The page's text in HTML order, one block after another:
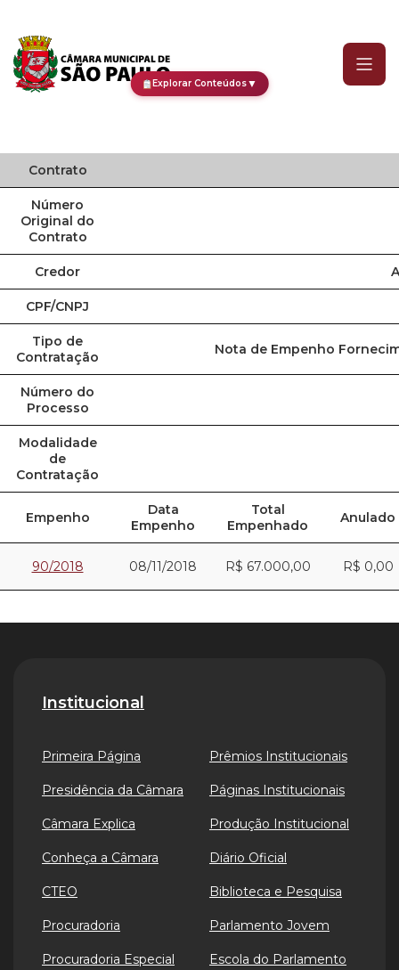
Explorar Conteúdos▼
Contrato
Número
Original do
Contrato
Credor
CPF/CNPJ
Tipo de
Contratação
Nota de Empenho
Número do
Processo
Modalidade
de
Contratação
Empenho
Data
Empenho
Total
Empenhado
Anulado
90/2018 08/11/2018 R$ 67.000,00 R$ 0,00
Institucional
Primeira Página
Presidência da Câmara
Câmara Explica
Conheça a Câmara
CTEO
Procuradoria
Procuradoria Especial
Prêmios Institucionais
Páginas Institucionais
Produção Institucional
Diário Oficial
Biblioteca e Pesquisa
Parlamento Jovem
Escola do Parlamento